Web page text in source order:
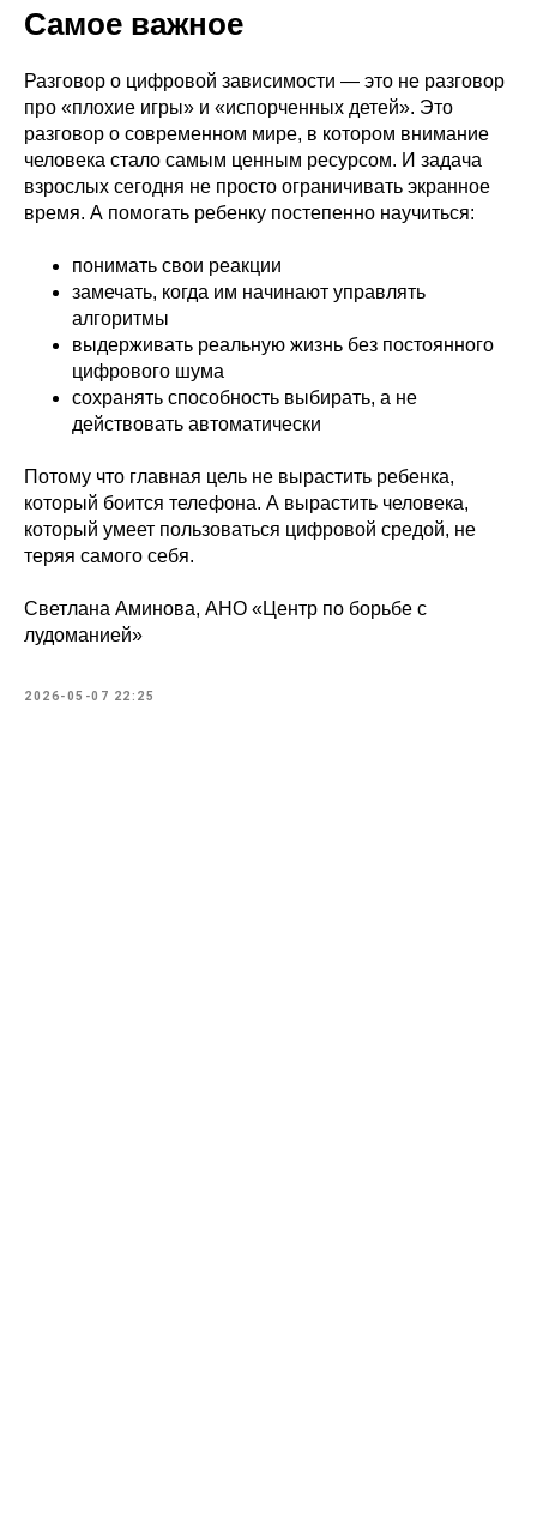
Самое важное
Разговор о цифровой зависимости — это не разговор
про «плохие игры» и «испорченных детей». Это
разговор о современном мире, в котором внимание
человека стало самым ценным ресурсом. И задача
взрослых сегодня не просто ограничивать экранное
время. А помогать ребенку постепенно научиться:
понимать свои реакции
замечать, когда им начинают управлять
алгоритмы
выдерживать реальную жизнь без постоянного
цифрового шума
сохранять способность выбирать, а не
действовать автоматически
Потому что главная цель не вырастить ребенка,
который боится телефона. А вырастить человека,
который умеет пользоваться цифровой средой, не
теряя самого себя.
Светлана Аминова, АНО «Центр по борьбе с
лудоманией»
2026-05-07 22:25